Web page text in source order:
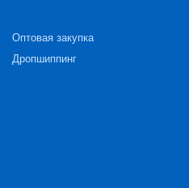
Оптовая закупка
Дропшиппинг